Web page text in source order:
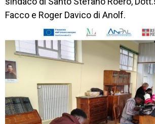
ORIENTAMENTO
QUALITÀ
E
ACCREDITAMENTO
EXTRA
CONTATTI
Facco e Roger Davico di Anolf.